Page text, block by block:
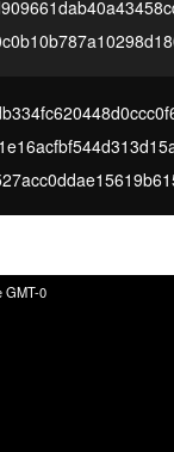
GMT-0